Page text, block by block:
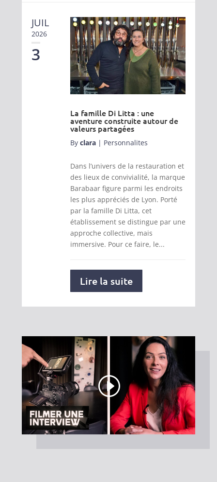
JUIL
2026
3
La famille Di Litta : une
aventure construite autour de
valeurs partagées
By clara| Personnalites
Dans l’univers de la restauration et
des lieux de convivialité, la marque
Barabaar figure parmi les endroits
les plus appréciés de Lyon. Porté
par la famille Di Litta, cet
établissement se distingue par une
approche collective, mais
immersive. Pour ce faire, le...
Lire la suite